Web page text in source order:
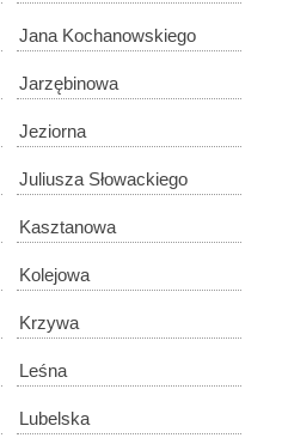
Jana Kochanowskiego
Jarzębinowa
Jeziorna
Juliusza Słowackiego
Kasztanowa
Kolejowa
Krzywa
Leśna
Lubelska